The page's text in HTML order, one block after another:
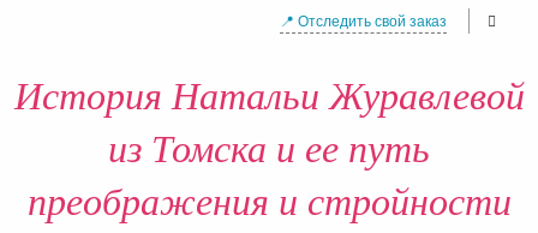
📍 Отследить свой заказ
История Натальи Журавлевой
из Томска и ее путь
преображения и стройности